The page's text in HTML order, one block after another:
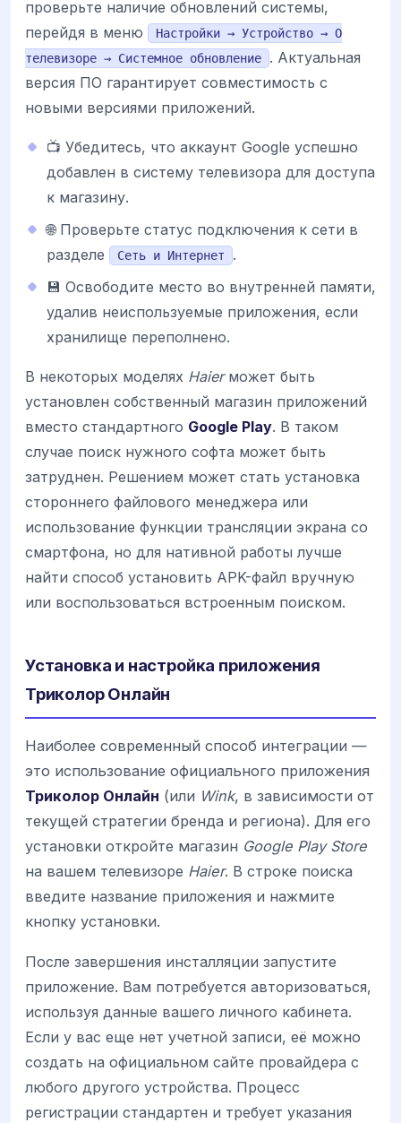
проверьте наличие обновлений системы,
перейдя в меню
Настройки → Устройство → О
телевизоре → Системное обновление
. Актуальная
версия ПО гарантирует совместимость с
новыми версиями приложений.
📺 Убедитесь, что аккаунт Google успешно
добавлен в систему телевизора для доступа
к магазину.
🌐 Проверьте статус подключения к сети в
разделе
Сеть и Интернет
.
💾 Освободите место во внутренней памяти,
удалив неиспользуемые приложения, если
хранилище переполнено.
В некоторых моделях Haierможет быть
установлен собственный магазин приложений
вместо стандартного Google Play. В таком
случае поиск нужного софта может быть
затруднен. Решением может стать установка
стороннего файлового менеджера или
использование функции трансляции экрана со
смартфона, но для нативной работы лучше
найти способ установить APK-файл вручную
или воспользоваться встроенным поиском.
Установка и настройка приложения
Триколор Онлайн
Наиболее современный способ интеграции —
это использование официального приложения
Триколор Онлайн (или Wink, в зависимости от
текущей стратегии бренда и региона). Для его
установки откройте магазин Google Play Store
на вашем телевизоре Haier. В строке поиска
введите название приложения и нажмите
кнопку установки.
После завершения инсталляции запустите
приложение. Вам потребуется авторизоваться,
используя данные вашего личного кабинета.
Если у вас еще нет учетной записи, её можно
создать на официальном сайте провайдера с
любого другого устройства. Процесс
регистрации стандартен и требует указания